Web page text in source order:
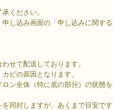
ください。
し込み画面の「申し込みに関する
せて配送しております。
ビの原因となります。
ン全体（特に底の部分）の状態を
同封しますが、あくまで目安です